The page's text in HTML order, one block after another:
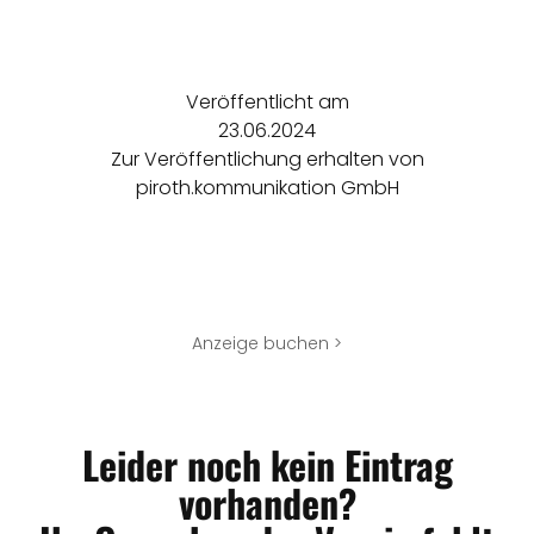
Veröffentlicht am
23.06.2024
Zur Veröffentlichung erhalten von
piroth.kommunikation GmbH
Anzeige buchen >
Leider noch kein Eintrag
vorhanden?